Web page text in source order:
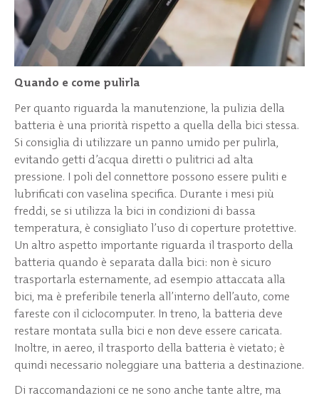
Quando e come pulirla
Per quanto riguarda la manutenzione, la pulizia della
batteria è una priorità rispetto a quella della bici stessa.
Si consiglia di utilizzare un panno umido per pulirla,
evitando getti d’acqua diretti o pulitrici ad alta
pressione. I poli del connettore possono essere puliti e
lubrificati con vaselina specifica. Durante i mesi più
freddi, se si utilizza la bici in condizioni di bassa
temperatura, è consigliato l’uso di coperture protettive.
Un altro aspetto importante riguarda il trasporto della
batteria quando è separata dalla bici: non è sicuro
trasportarla esternamente, ad esempio attaccata alla
bici, ma è preferibile tenerla all’interno dell’auto, come
fareste con il ciclocomputer. In treno, la batteria deve
restare montata sulla bici e non deve essere caricata.
Inoltre, in aereo, il trasporto della batteria è vietato; è
quindi necessario noleggiare una batteria a destinazione.
Di raccomandazioni ce ne sono anche tante altre, ma